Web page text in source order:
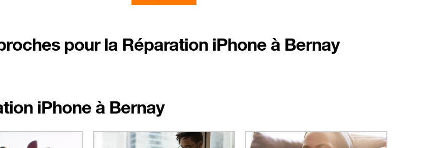
pour la Réparation iPhone à Bernay
iPhone à Bernay